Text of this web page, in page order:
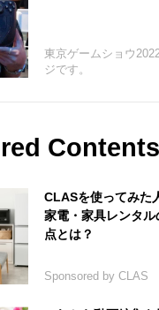
東京ゲームショウ
ジです。
Contents
CLASを使ってみた
家電・家具レンタ
点とは？
Sponsored by CLAS